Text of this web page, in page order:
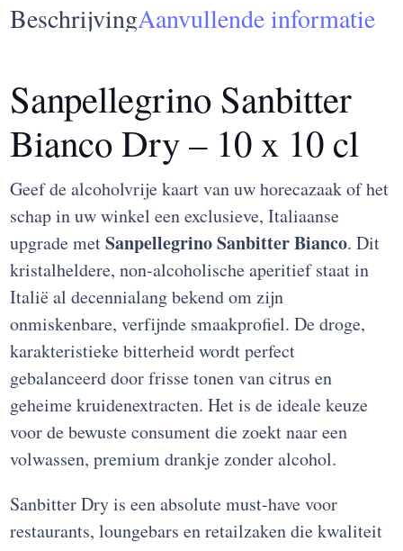
BeschrijvingAanvullende informatie
Sanpellegrino Sanbitter
Bianco Dry – 10 x 10 cl
Geef de alcoholvrije kaart van uw horecazaak of het
schap in uw winkel een exclusieve, Italiaanse
upgrade metSanpellegrino Sanbitter Bianco. Dit
kristalheldere, non-alcoholische aperitief staat in
Italië al decennialang bekend om zijn
onmiskenbare, verfijnde smaakprofiel. De droge,
karakteristieke bitterheid wordt perfect
gebalanceerd door frisse tonen van citrus en
geheime kruidenextracten. Het is de ideale keuze
voor de bewuste consument die zoekt naar een
volwassen, premium drankje zonder alcohol.
Sanbitter Dry is een absolute must-have voor
restaurants, loungebars en retailzaken die kwaliteit